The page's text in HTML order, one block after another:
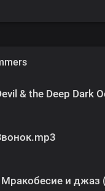
& the Deep Dark
и джаз